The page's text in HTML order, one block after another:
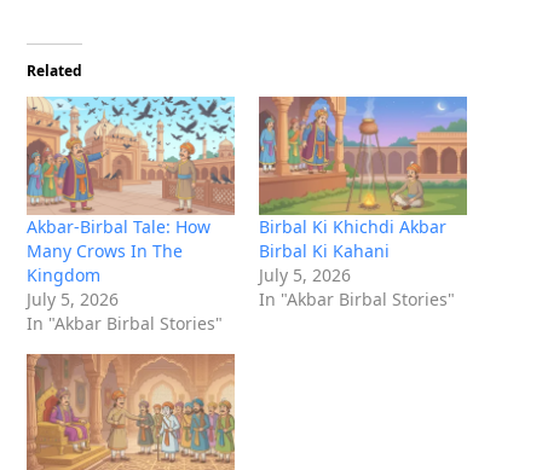
Related
Akbar-Birbal Tale: How
Many Crows In The
Kingdom
July 5, 2026
In "Akbar Birbal Stories"
Birbal Ki Khichdi Akbar
Birbal Ki Kahani
July 5, 2026
In "Akbar Birbal Stories"